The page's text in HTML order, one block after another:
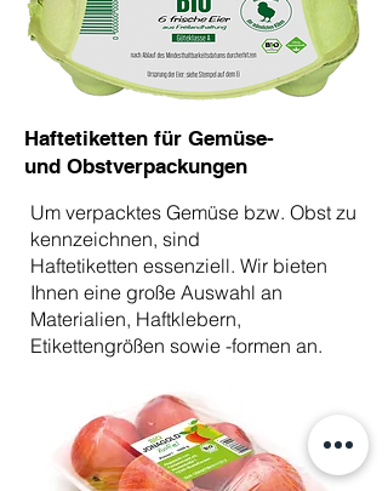
Haftetiketten für Gemüse-
und Obstverpackungen
Um verpacktes Gemüse bzw. Obst zu
kennzeichnen, sind
Haftetiketten essenziell. Wir bieten
Ihnen eine große Auswahl an
Materialien, Haftklebern,
Etikettengrößen sowie -formen an.